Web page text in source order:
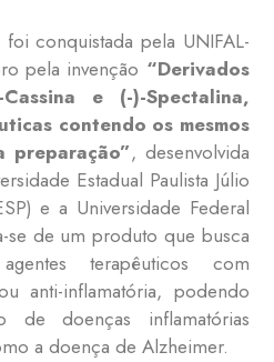
conquistada pela UNIFAL-
pela invenção “Derivados
e (-)-Spectalina,
contendo os mesmos
preparação”, desenvolvida
Estadual Paulista Júlio
e a Universidade Federal
se de um produto que busca
terapêuticos com
anti-inflamatória, podendo
de doenças inflamatórias
a doença de Alzheimer.